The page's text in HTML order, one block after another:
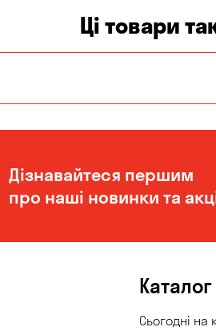
Ці товари
Одеса
Дізнавайтеся першим
про наші новинки та
Каталог
Сьогодні на